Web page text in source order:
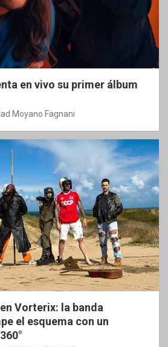
en vivo su primer álbum
Moyano Fagnani
Vorterix: la banda
el esquema con un